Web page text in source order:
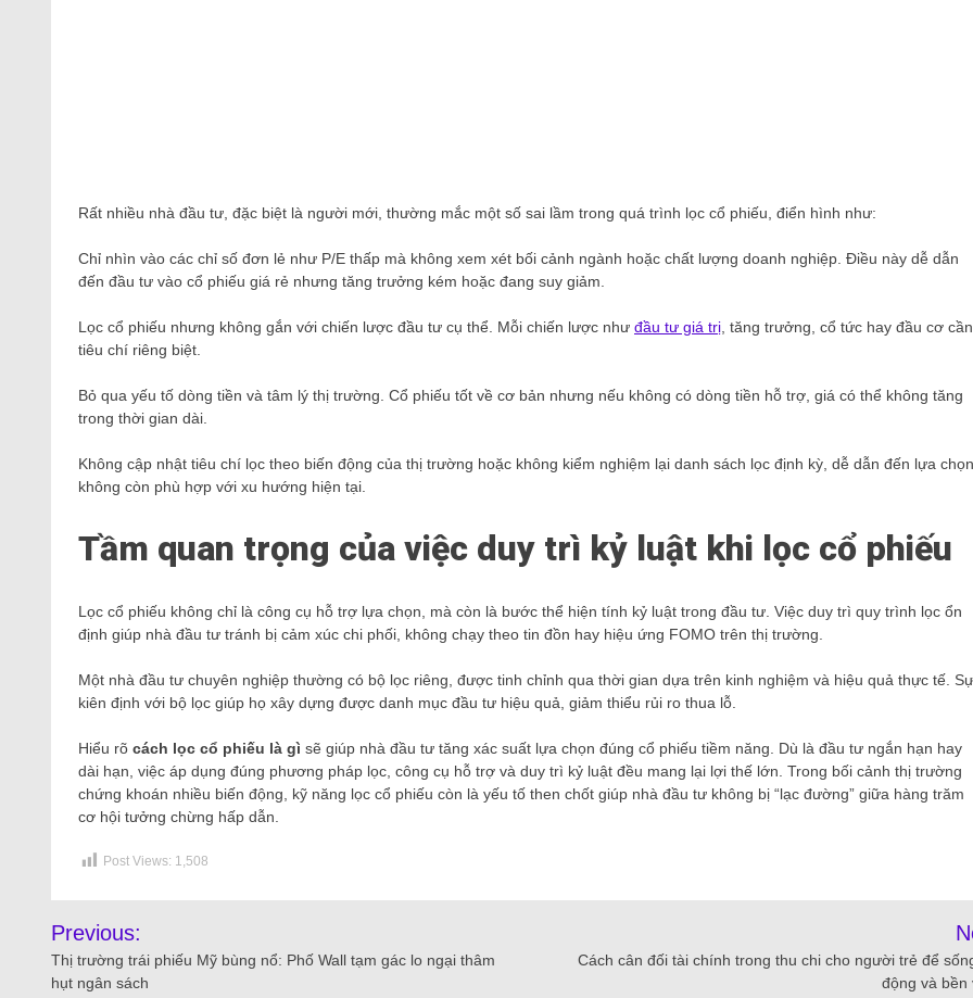
Rất nhiều nhà đầu tư, đặc biệt là người mới, thường mắc một số sai lầm trong quá trình lọc cổ phiếu, điển hình như:
Chỉ nhìn vào các chỉ số đơn lẻ như P/E thấp mà không xem xét bối cảnh ngành hoặc chất lượng doanh nghiệp. Điều này dễ dẫn
đến đầu tư vào cổ phiếu giá rẻ nhưng tăng trưởng kém hoặc đang suy giảm.
Lọc cổ phiếu nhưng không gắn với chiến lược đầu tư cụ thể. Mỗi chiến lược như đầu tư giá trị , tăng trưởng, cổ tức hay đầu cơ cần
tiêu chí riêng biệt.
Bỏ qua yếu tố dòng tiền và tâm lý thị trường. Cổ phiếu tốt về cơ bản nhưng nếu không có dòng tiền hỗ trợ, giá có thể không tăng
trong thời gian dài.
Không cập nhật tiêu chí lọc theo biến động của thị trường hoặc không kiểm nghiệm lại danh sách lọc định kỳ, dễ dẫn đến lựa chọn
không còn phù hợp với xu hướng hiện tại.
Tầm quan trọng của việc duy trì kỷ luật khi lọc cổ phiếu
Lọc cổ phiếu không chỉ là công cụ hỗ trợ lựa chọn, mà còn là bước thể hiện tính kỷ luật trong đầu tư. Việc duy trì quy trình lọc ổn
định giúp nhà đầu tư tránh bị cảm xúc chi phối, không chạy theo tin đồn hay hiệu ứng FOMO trên thị trường.
Một nhà đầu tư chuyên nghiệp thường có bộ lọc riêng, được tinh chỉnh qua thời gian dựa trên kinh nghiệm và hiệu quả thực tế. Sự
kiên định với bộ lọc giúp họ xây dựng được danh mục đầu tư hiệu quả, giảm thiểu rủi ro thua lỗ.
Hiểu rõ cách lọc cổ phiếu là gì sẽ giúp nhà đầu tư tăng xác suất lựa chọn đúng cổ phiếu tiềm năng. Dù là đầu tư ngắn hạn hay
dài hạn, việc áp dụng đúng phương pháp lọc, công cụ hỗ trợ và duy trì kỷ luật đều mang lại lợi thế lớn. Trong bối cảnh thị trường
chứng khoán nhiều biến động, kỹ năng lọc cổ phiếu còn là yếu tố then chốt giúp nhà đầu tư không bị “lạc đường” giữa hàng trăm
cơ hội tưởng chừng hấp dẫn.
Post Views: 1,508
Previous:
Thị trường trái phiếu Mỹ bùng nổ: Phố Wall tạm gác lo ngại thâm
hụt ngân sách
Cách cân đối tài chính trong thu chi cho người trẻ để
động và bền